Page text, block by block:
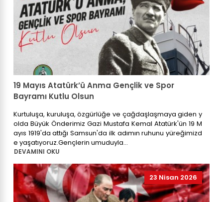
19 Mayıs Atatürk’ü Anma Gençlik ve Spor
Bayramı Kutlu Olsun
Kurtuluşa, kuruluşa, özgürlüğe ve çağdaşlaşmaya giden y
olda Büyük Önderimiz Gazi Mustafa Kemal Atatürk'ün 19 M
ayıs 1919'da attığı Samsun'da ilk adımın ruhunu yüreğimizd
e yaşatıyoruz.Gençlerin umuduyla...
DEVAMINI OKU
23 Nisan 2026